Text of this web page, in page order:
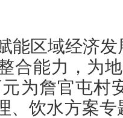
能区域经济
合能力，为
为詹官屯村
、饮水方案